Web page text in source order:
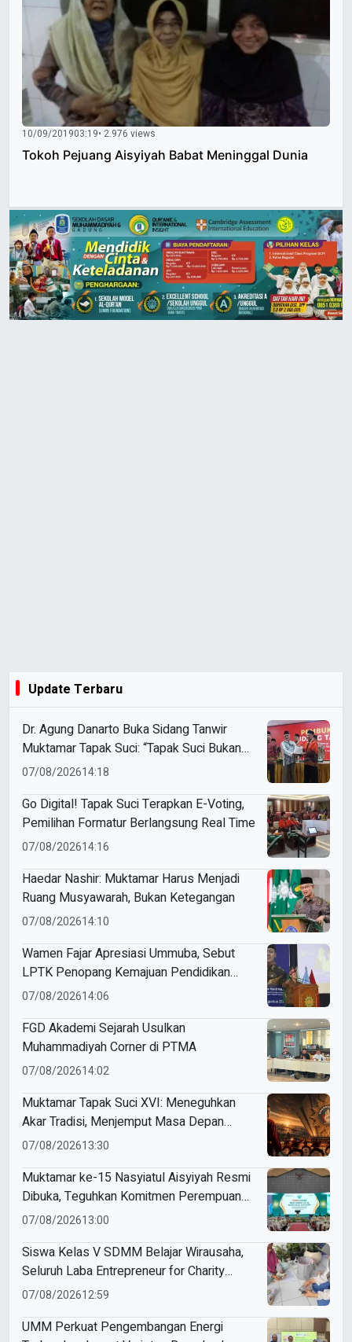
10/09/201903:19• 2.976 views
Tokoh Pejuang Aisyiyah Babat Meninggal Dunia
Update Terbaru
Dr. Agung Danarto Buka Sidang Tanwir
Muktamar Tapak Suci: “Tapak Suci Bukan
Organisasi Ko Ping Ho dan Dracin”
07/08/202614:18
Go Digital! Tapak Suci Terapkan E-Voting,
Pemilihan Formatur Berlangsung Real Time
07/08/202614:16
Haedar Nashir: Muktamar Harus Menjadi
Ruang Musyawarah, Bukan Ketegangan
07/08/202614:10
Wamen Fajar Apresiasi Ummuba, Sebut
LPTK Penopang Kemajuan Pendidikan
Indonesia
07/08/202614:06
FGD Akademi Sejarah Usulkan
Muhammadiyah Corner di PTMA
07/08/202614:02
Muktamar Tapak Suci XVI: Meneguhkan
Akar Tradisi, Menjemput Masa Depan
Mendunia
07/08/202613:30
Muktamar ke-15 Nasyiatul Aisyiyah Resmi
Dibuka, Teguhkan Komitmen Perempuan
Muda Berkemajuan
07/08/202613:00
Siswa Kelas V SDMM Belajar Wirausaha,
Seluruh Laba Entrepreneur for Charity
Didonasikan
07/08/202612:59
UMM Perkuat Pengembangan Energi